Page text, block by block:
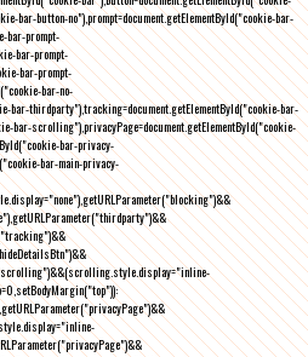
bar-button-no"),prompt=document.getElementById("cookie-bar-
bar-prompt-
bar-prompt-
bar-prompt-
bar-no-
bar-thirdparty"),tracking=document.getElementById("cookie-bar-
bar-scrolling"),privacyPage=document.getElementById("cookie-
bar-privacy-
bar-main-privacy-